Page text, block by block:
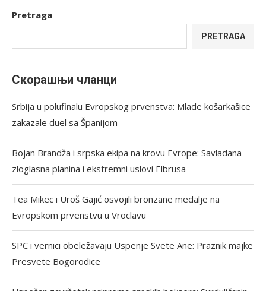
Pretraga
PRETRAGA
Скорашњи чланци
Srbija u polufinalu Evropskog prvenstva: Mlade košarkašice
zakazale duel sa Španijom
Bojan Brandža i srpska ekipa na krovu Evrope: Savladana
zloglasna planina i ekstremni uslovi Elbrusa
Tea Mikec i Uroš Gajić osvojili bronzane medalje na
Evropskom prvenstvu u Vroclavu
SPC i vernici obeležavaju Uspenje Svete Ane: Praznik majke
Presvete Bogorodice